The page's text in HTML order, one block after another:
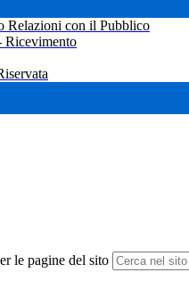
Relazioni con il Pubblico
Ricevimento
le pagine del sito